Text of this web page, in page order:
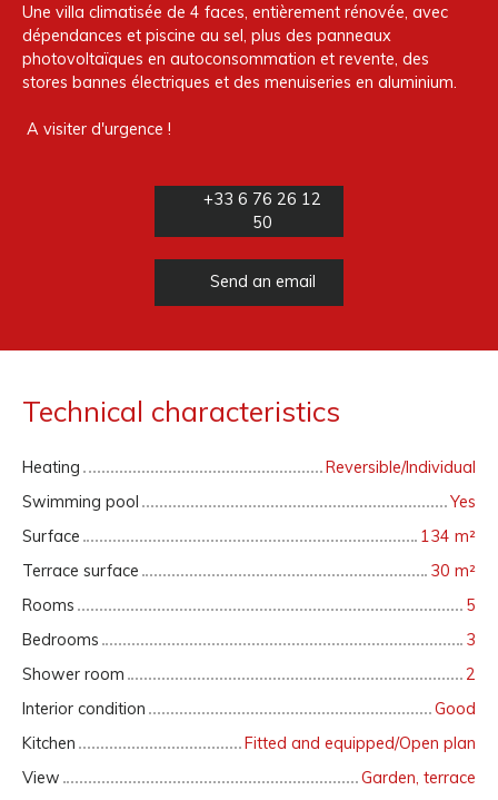
Une villa climatisée de 4 faces, entièrement rénovée, avec
dépendances et piscine au sel, plus des panneaux
photovoltaïques en autoconsommation et revente, des
stores bannes électriques et des menuiseries en aluminium.
A visiter d'urgence !
+33 6 76 26 12
50
Send an email
Technical characteristics
Heating
Reversible/Individual
Swimming pool
Yes
Surface
134 m²
Terrace surface
30 m²
Rooms
5
Bedrooms
3
Shower room
2
Interior condition
Good
Kitchen
Fitted and equipped/Open plan
View
Garden, terrace